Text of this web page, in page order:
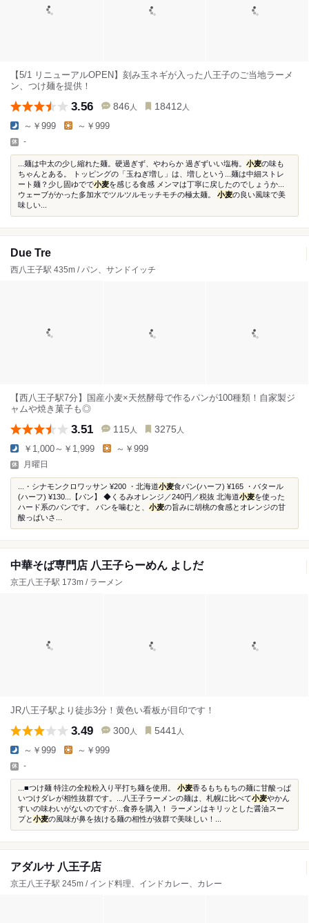
【5/1 リニューアルOPEN】刻み玉ネギが入った八王子のご当地ラーメ
ン、つけ麺を提供！
3.56 846 人 18412 人
～￥999 ～￥999
-
...麺は中太の少し縮れた麺。硬過ぎず、やわらか 過ぎずいい塩梅。 小麦の味も
ちゃんとある。 トッピングの「玉ねぎ増し」は、増しという...麺は中細ストレ
ート麺？少し固ゆでで小麦を感じる食感 メンマは丁寧に戻したのでしょうか...
ウェーブがかった多加水でツルツルモッチモチの極太麺。 小麦の良い風味で美
味しい...
Due Tre
西八王子駅 435m / パン、サンドイッチ
【西八王子駅7分】国産小麦×天然酵母で作るパンが100種類！自家製ジ
ャムや焼き菓子も◎
3.51 115 人 3275 人
￥1,000～￥1,999 ～￥999
月曜日
...・シナモンクロワッサン ¥200 ・北海道小麦食パン(ハーフ) ¥165 ・バタール
(ハーフ) ¥130...【パン】 ◆くるみオレンジ／240円／税抜 北海道小麦を使った
ハード系のパンです。 パンを噛むと、 小麦の旨みに胡桃の食感とオレンジの甘
酸っぱいさ...
中華そば専門店 八王子らーめん よしだ
京王八王子駅 173m / ラーメン
JR八王子駅より徒歩3分！黄色い看板が目印です！
3.49 300 人 5441 人
～￥999 ～￥999
-
...■つけ麺 特注の全粒粉入り平打ち麺を使用。 小麦香るもちもちの麺に甘酸っぱ
いつけダレが相性抜群です。...八王子ラーメンの麺は、札幌に比べて小麦やかん
すいの味わいがないのですが...食券を購入！ ラーメンはキリッとした醤油スー
プと小麦の風味が鼻を抜ける麺の相性が抜群で美味しい！...
アダルサ 八王子店
京王八王子駅 245m / インド料理、インドカレー、カレー